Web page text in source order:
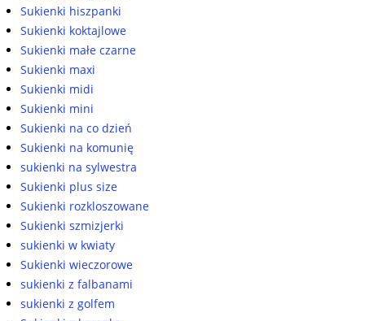
Sukienki hiszpanki
Sukienki koktajlowe
Sukienki małe czarne
Sukienki maxi
Sukienki midi
Sukienki mini
Sukienki na co dzień
Sukienki na komunię
sukienki na sylwestra
Sukienki plus size
Sukienki rozkloszowane
Sukienki szmizjerki
sukienki w kwiaty
Sukienki wieczorowe
sukienki z falbanami
sukienki z golfem